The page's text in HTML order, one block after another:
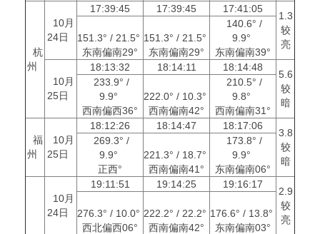
杭
州
10月
24日
17:39:45 17:39:45 17:41:05
1.3
较
亮
151.3° / 21.5°
东南偏南29°
151.3° / 21.5°
东南偏南29°
140.6° /
9.9°
东南偏南39°
10月
25日
18:13:32 18:14:11 18:14:48
5.6
较
暗
233.9° /
9.9°
西南偏西36°
222.0° / 10.3°
西南偏南42°
210.5° /
9.8°
西南偏南31°
福
州
10月
25日
18:12:26 18:14:47 18:17:06
3.8
较
暗
269.3° /
9.9°
正西°
221.3° / 18.7°
西南偏南41°
173.8° /
9.9°
东南偏南06°
10月
24日
19:11:51 19:14:25 19:16:17
2.9
较
亮
276.3° / 10.0°
西北偏西06°
222.2° / 22.2°
西南偏南42°
176.6° / 13.8°
东南偏南03°